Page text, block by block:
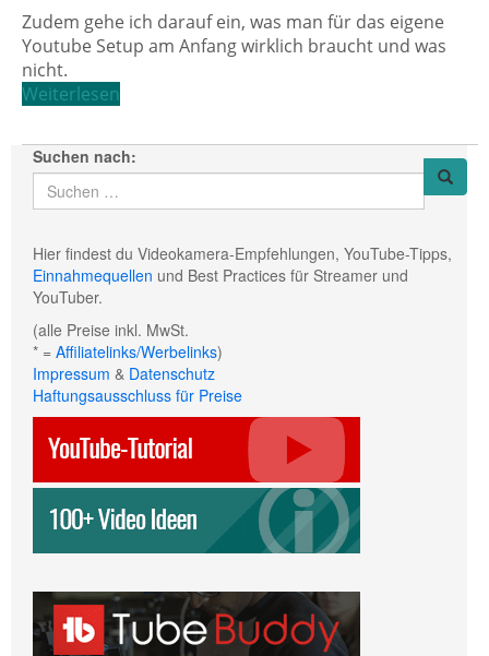
Zudem gehe ich darauf ein, was man für das eigene
Youtube Setup am Anfang wirklich braucht und was
nicht.
Weiterlesen
Suchen nach:
Hier findest du Videokamera-Empfehlungen, YouTube-Tipps,
Einnahmequellen und Best Practices für Streamer und
YouTuber.
(alle Preise inkl. MwSt.
* = Affiliatelinks/Werbelinks)
Impressum & Datenschutz
Haftungsausschluss für Preise